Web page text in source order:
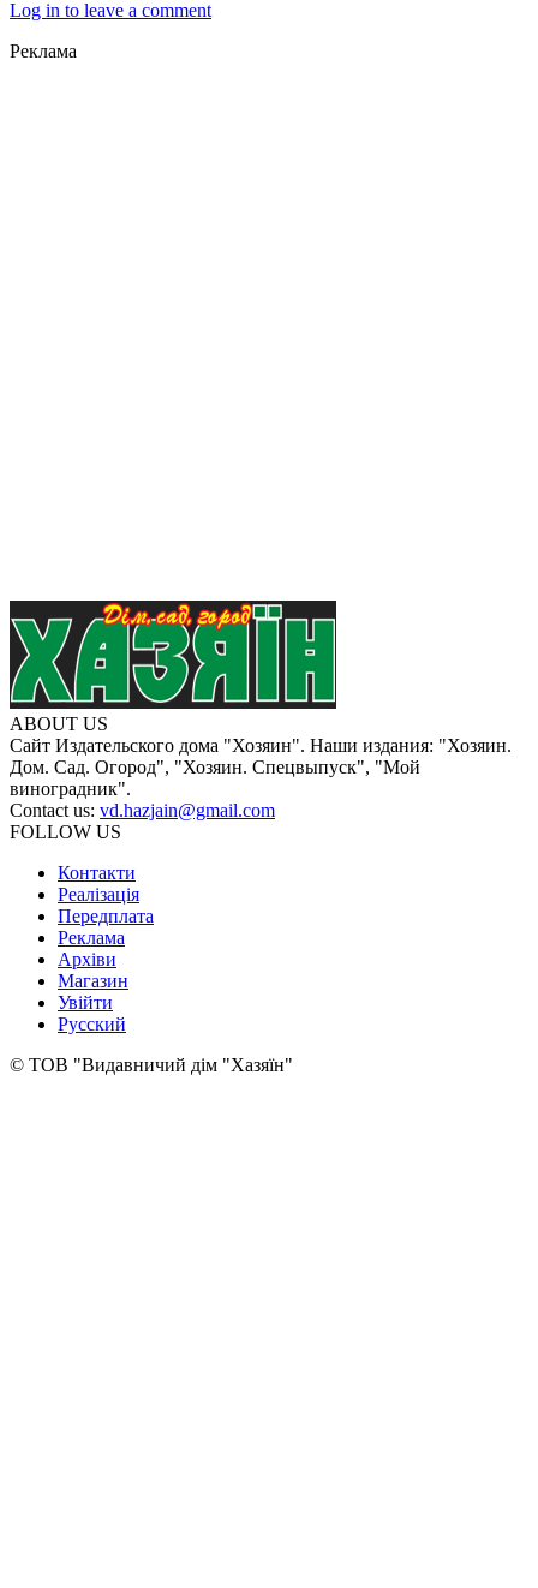
Log in to leave a comment
Реклама
ABOUT US
Сайт Издательского дома "Хозяин". Наши издания: "Хозяин.
Дом. Сад. Огород", "Хозяин. Спецвыпуск", "Мой
виноградник".
Contact us: vd.hazjain@gmail.com
FOLLOW US
Контакти
Реалізація
Передплата
Реклама
Архіви
Магазин
Увійти
Русский
© ТОВ "Видавничий дім "Хазяїн"